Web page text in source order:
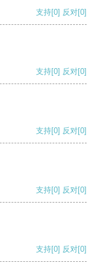
支持[0] 反对[0]
支持[0] 反对[0]
支持[0] 反对[0]
支持[0] 反对[0]
支持[0] 反对[0]